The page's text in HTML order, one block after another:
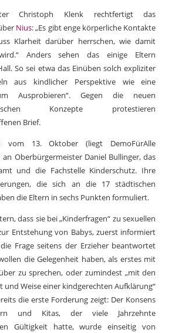
Christoph Klenk rechtfertigt das
Nius: „Es gibt enge körperliche Kontakte
Klarheit darüber herrschen, wie damit
Anders sehen das einige Eltern
So sei etwa das Einüben solch expliziter
aus kindlicher Perspektive wie eine
Ausprobieren“. Gegen die neuen
Konzepte protestieren
Brief.
vom 13. Oktober (liegt DemoFürAlle
Oberbürgermeister Daniel Bullinger, das
und die Fachstelle Kinderschutz. Ihre
die sich an die 17 städtischen
die Eltern in sechs Punkten formuliert.
dass sie bei „Kinderfragen“ zu sexuellen
Entstehung von Babys, zuerst informiert
Frage seitens der Erzieher beantwortet
die Gelegenheit haben, als erstes mit
zu sprechen, oder zumindest „mit den
und Weise einer kindgerechten Aufklärung“
die erste Forderung zeigt: Der Konsens
und Kitas, der viele Jahrzehnte
Gültigkeit hatte, wurde einseitig von